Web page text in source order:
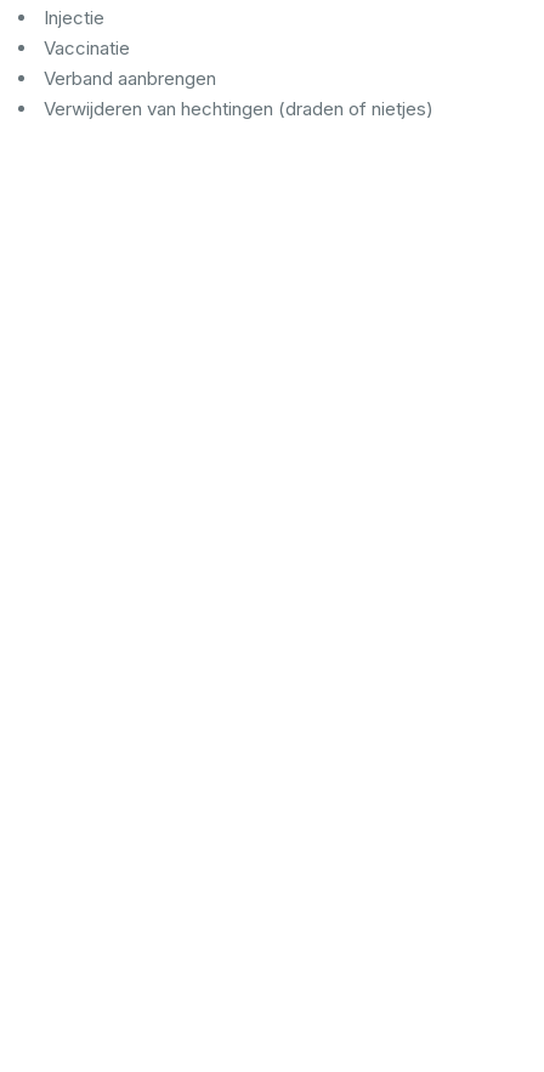
Injectie
Vaccinatie
Verband aanbrengen
Verwijderen van hechtingen (draden of nietjes)